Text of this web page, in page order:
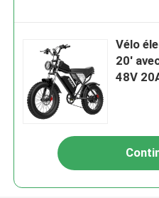
Vélo
20'
48V